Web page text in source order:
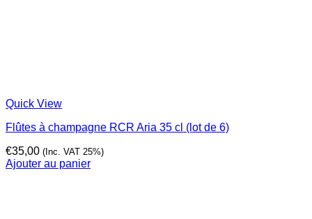
Quick View
Flûtes à champagne RCR Aria 35 cl (lot de 6)
€35,00 (Inc. VAT 25%)
Ajouter au panier